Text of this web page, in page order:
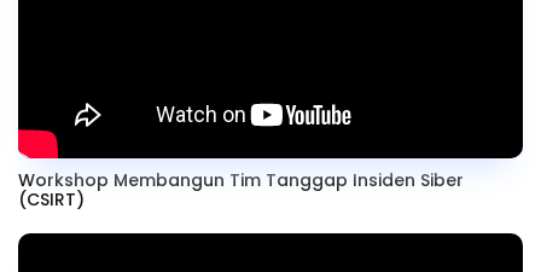
Workshop Membangun Tim Tanggap Insiden Siber
(CSIRT)